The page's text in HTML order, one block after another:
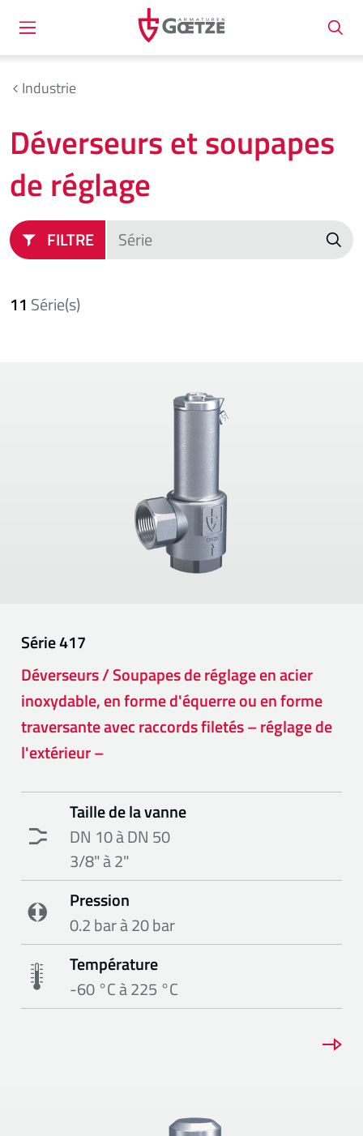
Industrie
Déverseurs et soupapes
de réglage
FILTRE
11 Série(s)
Série417
Déverseurs / Soupapes de réglage en acier
inoxydable, en forme d'équerre ou en forme
traversante avec raccords filetés – réglage de
l'extérieur –
Taille de la vanne
DN 10 à DN 50
3/8" à 2"
Pression
0.2 bar à 20 bar
Température
-60 °C à 225 °C